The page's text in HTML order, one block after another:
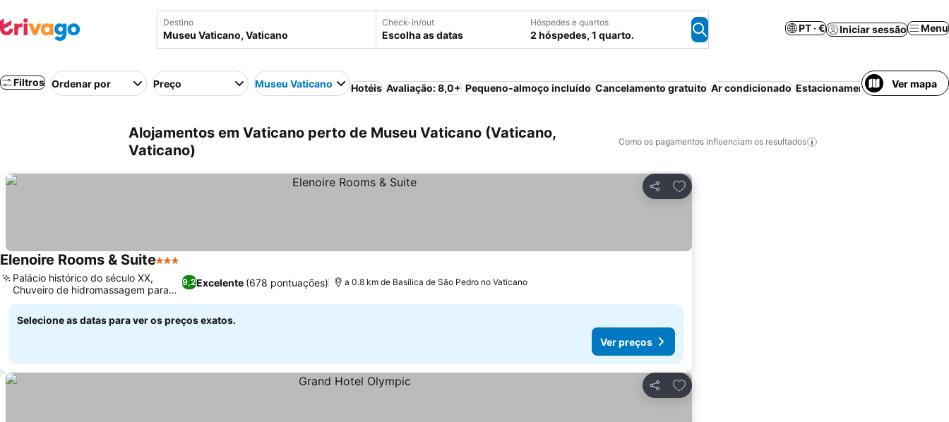
Destino Check-in/out
Escolha as datas
Hóspedes e quartos
2 hóspedes, 1 quarto.
PT · € Iniciar sessão Menu
Filtros Ordenar por Preço Museu Vaticano Hotéis Avaliação: 8,0+ Pequeno-almoço incluído Cancelamento gratuito Ar condicionado Estacionamento Aparthotel
Ver mapa
Alojamentos em Vaticano perto de Museu Vaticano (Vaticano,
Vaticano)
Como os pagamentos influenciam os resultados
Partilhar
Adicionar aos favoritos
Elenoire Rooms & Suite3 Estrelas
9,2Excelente (678 pontuações)
Palácio histórico do século XX,
Chuveiro de hidromassagem para
relaxar
a 0.8 km de Basílica de São Pedro no Vaticano
Selecione as datas para ver os preços exatos.
Ver preços
Partilhar
Adicionar aos favoritos